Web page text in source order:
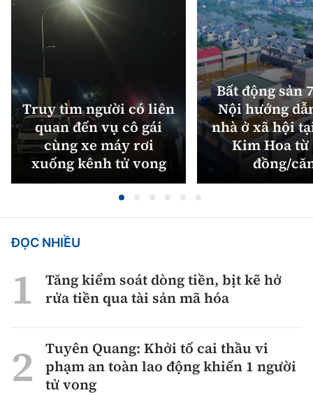
Truy tìm người có liên
quan đến vụ cô gái
cùng xe máy rơi
xuống kênh tử vong
Bất động sản
Nội hướng
nhà ở xã hội
Kim Hoa từ
đồng/
ĐỌC NHIỀU
Tăng kiểm soát dòng tiền, bịt kẽ hở
rửa tiền qua tài sản mã hóa
Tuyên Quang: Khởi tố cai thầu vi
phạm an toàn lao động khiến 1 người
tử vong